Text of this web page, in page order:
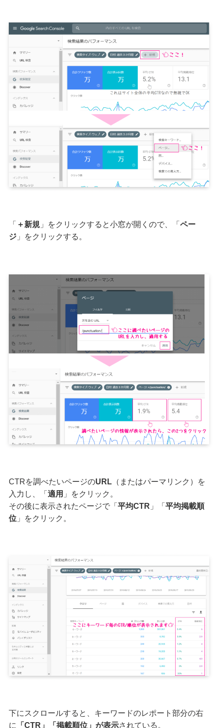
「 ＋新規」をクリックすると小窓が開くので、「 ペー
ジ」をクリックする。
CTRを調べたいページのURL（またはパーマリンク）を
入力し、「 適用 」をクリック。
その後に表示されたページで「 平均CTR 」「 平均掲載順
位」をクリック。
下にスクロールすると、キーワードのレポート部分の右
に
「CTR」「掲載順位」が表示されている。